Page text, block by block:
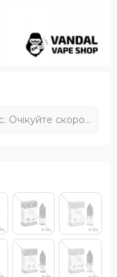
Очікуйте скоро...